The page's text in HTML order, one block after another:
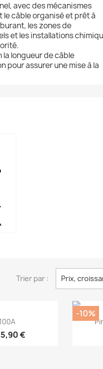
avec des mécanismes
câble organisé et prêt à
les zones de
et les installations
longueur de câble
pour assurer une mise à la
Trier par : Prix,
rapide
€
-10%